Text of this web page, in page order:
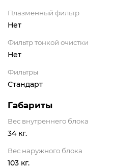
Плазменный фильтр
Нет
Фильтр тонкой очистки
Нет
Фильтры
Стандарт
Габариты
Вес внутреннего блока
34 кг.
Вес наружного блока
103 кг.